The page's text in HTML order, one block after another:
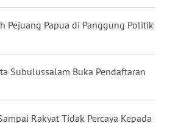
Pejuang Papua di Panggung Politik
Subulussalam Buka Pendaftaran
Rakyat Tidak Percaya Kepada